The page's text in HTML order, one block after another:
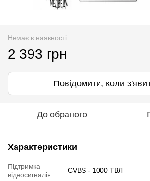
Немає в наявності
2 393 грн
Повідомити, коли
До обраного
Характеристики
Підтримка
відеосигналів
CVBS - 1000 ТВЛ